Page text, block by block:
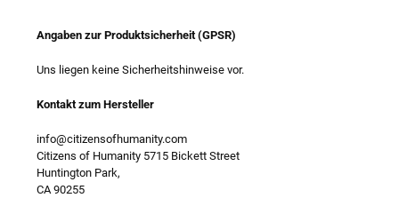
Angaben zur Produktsicherheit (GPSR)
Uns liegen keine Sicherheitshinweise vor.
Kontakt zum Hersteller
info@citizensofhumanity.com
Citizens of Humanity 5715 Bickett Street
Huntington Park,
CA 90255